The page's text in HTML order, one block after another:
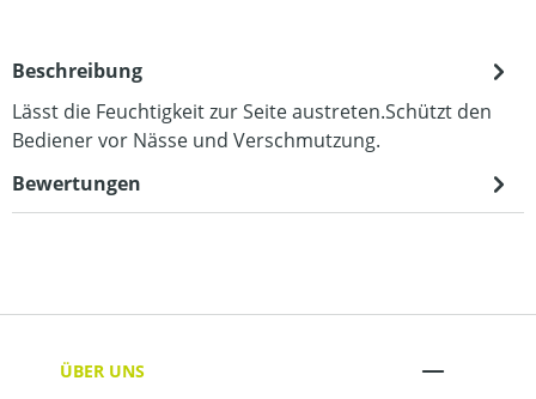
Beschreibung
Lässt die Feuchtigkeit zur Seite austreten.Schützt den
Bediener vor Nässe und Verschmutzung.
Bewertungen
ÜBER UNS